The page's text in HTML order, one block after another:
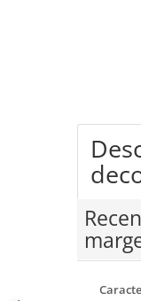
Betoniere si
Accesorii beton
Generatoare